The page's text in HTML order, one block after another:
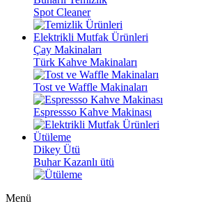
Spot Cleaner
Elektrikli Mutfak Ürünleri
Çay Makinaları
Türk Kahve Makinaları
Tost ve Waffle Makinaları
Espressso Kahve Makinası
Ütüleme
Dikey Ütü
Buhar Kazanlı ütü
Menü